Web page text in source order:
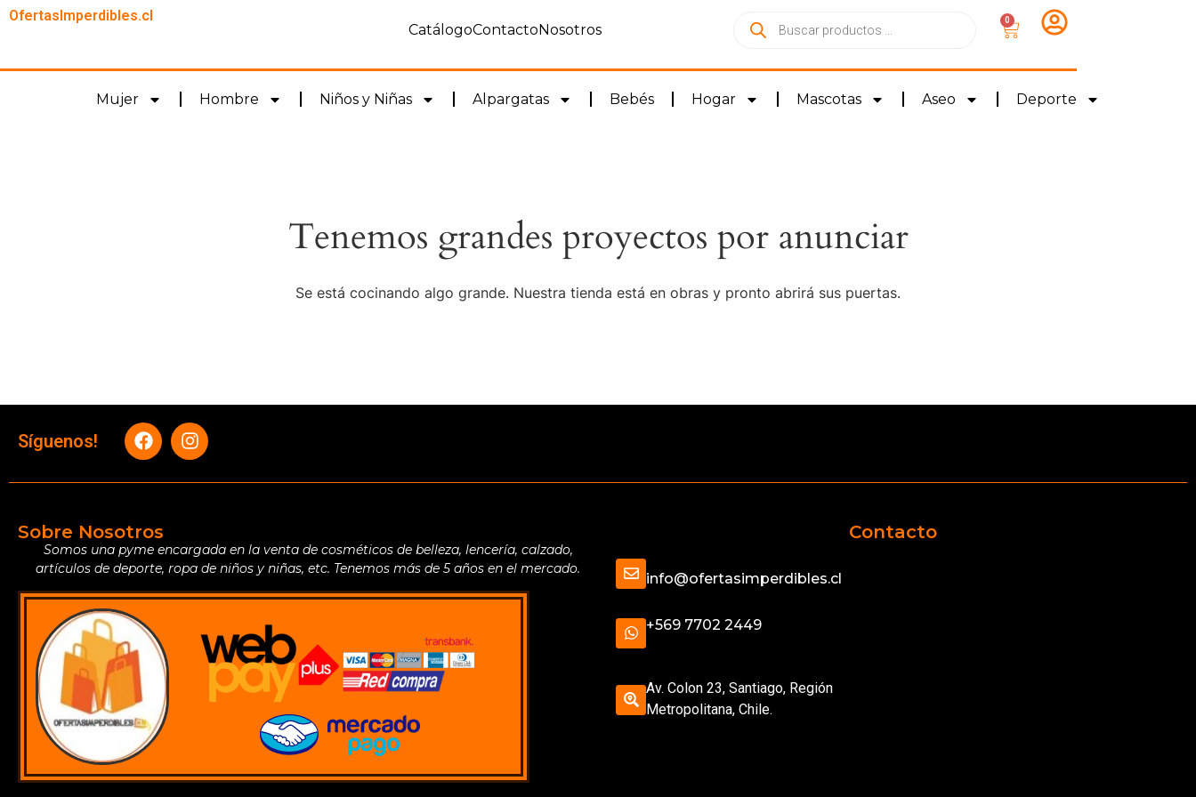
OfertasImperdibles.cl
CatálogoContactoNosotros
0
Mujer Hombre Niños y Niñas Alpargatas Bebés Hogar Mascotas Aseo Deporte
Tenemos grandes proyectos por anunciar
Se está cocinando algo grande. Nuestra tienda está en obras y pronto abrirá sus puertas.
Síguenos!
Sobre Nosotros
Somos una pyme encargada en la venta de cosméticos de belleza, lencería, calzado,
artículos de deporte, ropa de niños y niñas, etc. Tenemos más de 5 años en el mercado.
Contacto
info@ofertasimperdibles.cl
+569 7702 2449
Av. Colon 23, Santiago, Región
Metropolitana, Chile.